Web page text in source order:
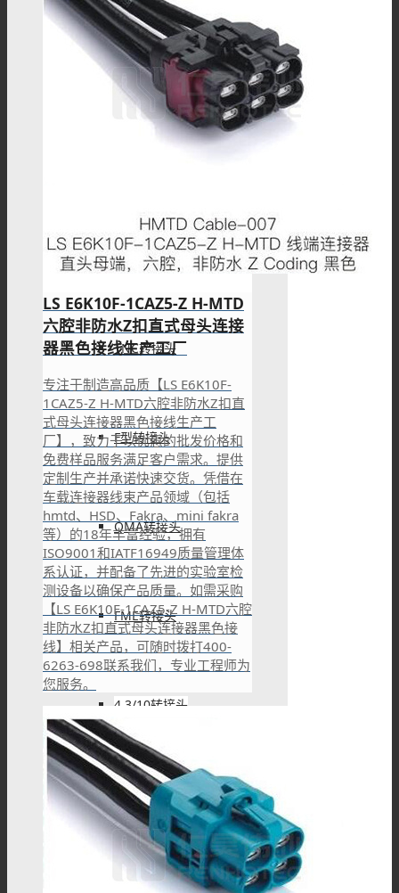
RF转接头
SMA转接头
TNC转接头
F型转接头
QMA转接头
FME转接头
4.3/10转接头
UHF转接头
PAL转接头
LS E6K10F-1CAZ5-Z H-MTD
六腔非防水Z扣直式母头连接
器黑色接线生产工厂
专注于制造高品质【LS E6K10F-
1CAZ5-Z H-MTD六腔非防水Z扣直
式母头连接器黑色接线生产工
厂】，致力于以优惠的批发价格和
免费样品服务满足客户需求。提供
定制生产并承诺快速交货。凭借在
车载连接器线束产品领域（包括
hmtd、HSD、Fakra、mini fakra
等）的18年丰富经验，拥有
ISO9001和IATF16949质量管理体
系认证，并配备了先进的实验室检
测设备以确保产品质量。如需采购
【LS E6K10F-1CAZ5-Z H-MTD六腔
非防水Z扣直式母头连接器黑色接
线】相关产品，可随时拨打400-
6263-698联系我们，专业工程师为
您服务。